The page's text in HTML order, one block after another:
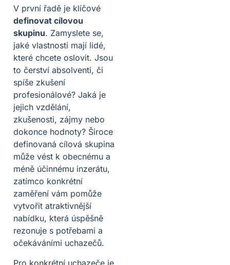
V první řadě je klíčové
definovat cílovou
skupinu. Zamyslete se,
jaké vlastnosti mají lidé,
které chcete oslovit. Jsou
to čerství absolventi, či
spíše zkušení
profesionálové? Jaká je
jejich vzdělání,
zkušenosti, zájmy nebo
dokonce hodnoty? Široce
definovaná cílová skupina
může vést k obecnému a
méně účinnému inzerátu,
zatímco konkrétní
zaměření vám pomůže
vytvořit atraktivnější
nabídku, která úspěšně
rezonuje s potřebami a
očekáváními uchazečů.
Pro konkrétní uchazeče je